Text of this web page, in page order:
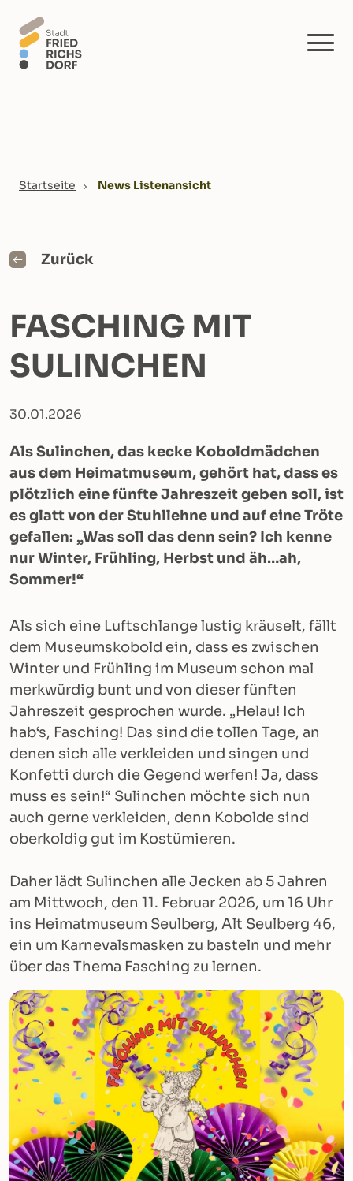
You are here:
Startseite News Listenansicht
Zurück
FASCHING MIT
SULINCHEN
30.01.2026
Als Sulinchen, das kecke Koboldmädchen
aus dem Heimatmuseum, gehört hat, dass es
plötzlich eine fünfte Jahreszeit geben soll, ist
es glatt von der Stuhllehne und auf eine Tröte
gefallen: „Was soll das denn sein? Ich kenne
nur Winter, Frühling, Herbst und äh…ah,
Sommer!“
Als sich eine Luftschlange lustig kräuselt, fällt
dem Museumskobold ein, dass es zwischen
Winter und Frühling im Museum schon mal
merkwürdig bunt und von dieser fünften
Jahreszeit gesprochen wurde. „Helau! Ich
hab‘s, Fasching! Das sind die tollen Tage, an
denen sich alle verkleiden und singen und
Konfetti durch die Gegend werfen! Ja, dass
muss es sein!“ Sulinchen möchte sich nun
auch gerne verkleiden, denn Kobolde sind
oberkoldig gut im Kostümieren.
Daher lädt Sulinchen alle Jecken ab 5 Jahren
am Mittwoch, den 11. Februar 2026, um 16 Uhr
ins Heimatmuseum Seulberg, Alt Seulberg 46,
ein um Karnevalsmasken zu basteln und mehr
über das Thema Fasching zu lernen.